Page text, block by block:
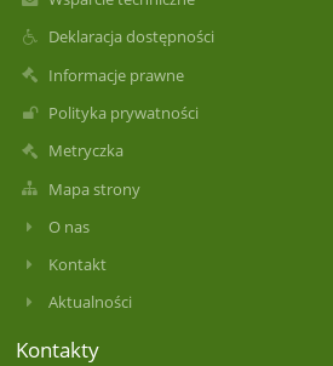
Deklaracja dostępności
Informacje prawne
Polityka prywatności
Metryczka
Mapa strony
O nas
Kontakt
Aktualności
Kontakty